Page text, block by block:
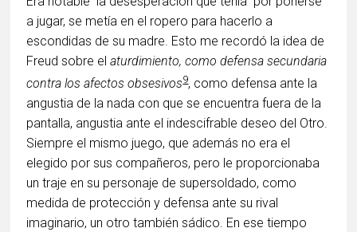
a jugar, se metía en el ropero para hacerlo a
escondidas de su madre. Esto me recordó la idea de
Freud sobre elaturdimiento, como defensa secundaria
contra los afectos obsesivos9, como defensa ante la
angustia de la nada con que se encuentra fuera de la
pantalla, angustia ante el indescifrable deseo del Otro.
Siempre el mismo juego, que además no era el
elegido por sus compañeros, pero le proporcionaba
un traje en su personaje de supersoldado, como
medida de protección y defensa ante su rival
imaginario, un otro también sádico. En ese tiempo